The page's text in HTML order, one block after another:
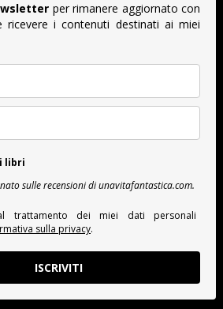
per rimanere aggiornato con
i contenuti destinati ai miei
libri
sulle recensioni di unavitafantastica.com.
trattamento dei miei dati personali
sulla privacy.
ISCRIVITI